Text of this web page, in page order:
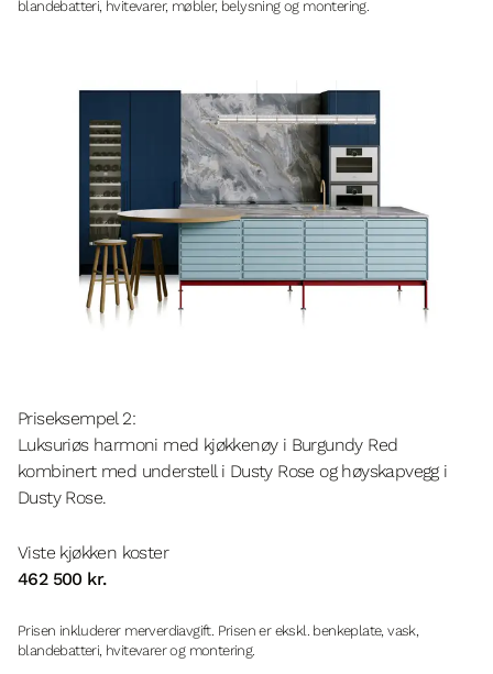
blandebatteri, hvitevarer, møbler, belysning og montering.
Priseksempel 2:
Luksuriøs harmoni med kjøkkenøy i Burgundy Red
kombinert med understell i Dusty Rose og høyskapvegg i
Dusty Rose.
Viste kjøkken koster
462 500 kr.
Prisen inkluderer merverdiavgift. Prisen er ekskl. benkeplate, vask,
blandebatteri, hvitevarer og montering.